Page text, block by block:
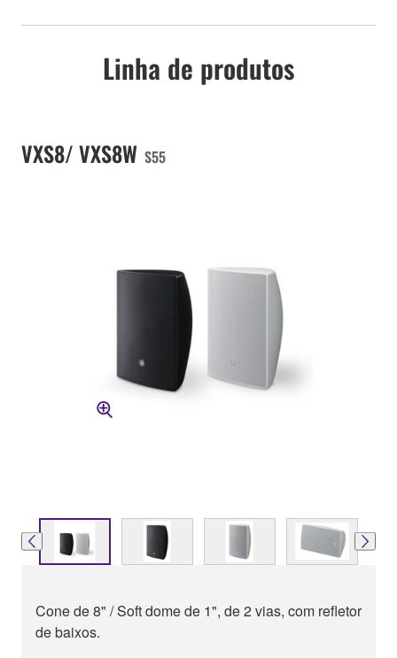
Linha de produtos
VXS8/ VXS8W S55
Cone de 8" / Soft dome de 1", de 2 vias, com refletor
de baixos.